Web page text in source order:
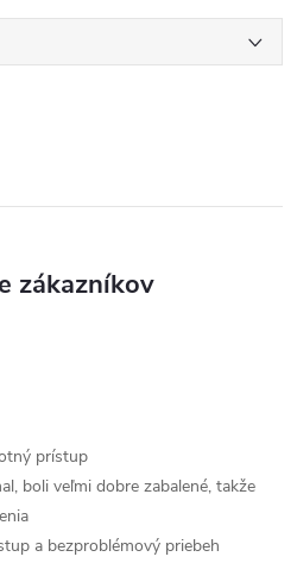
zákazníkov
prístup
boli veľmi dobre zabalené, takže
a bezproblémový priebeh